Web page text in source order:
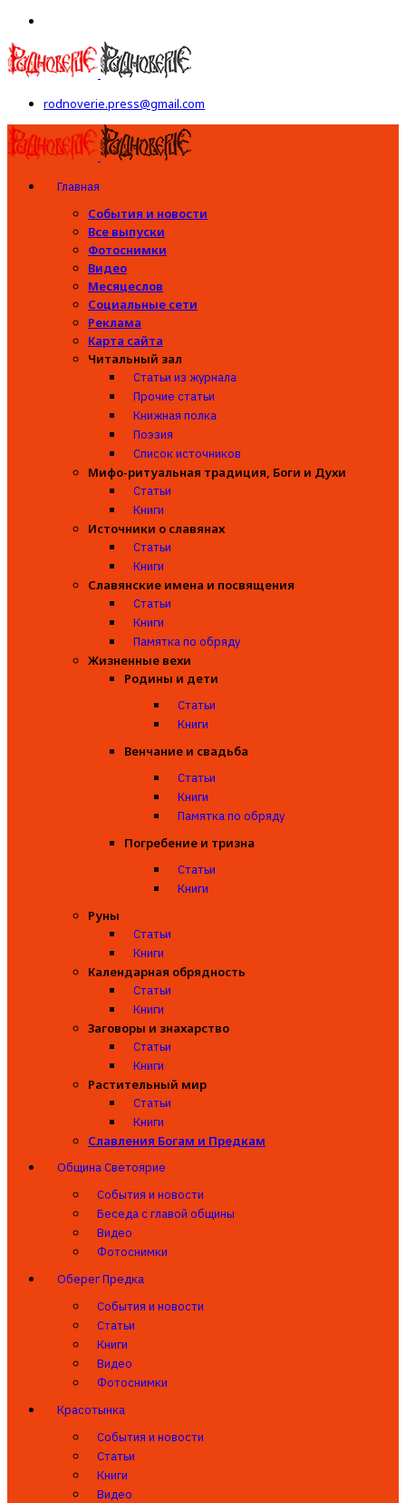
rodnoverie.press@gmail.com
Главная
События и новости
Все выпуски
Фотоснимки
Видео
Месяцеслов
Социальные сети
Реклама
Карта сайта
Читальный зал
Статьи из журнала
Прочие статьи
Книжная полка
Поэзия
Список источников
Мифо-ритуальная традиция, Боги и Духи
Статьи
Книги
Источники о славянах
Статьи
Книги
Славянские имена и посвящения
Статьи
Книги
Памятка по обряду
Жизненные вехи
Родины и дети
Статьи
Книги
Венчание и свадьба
Статьи
Книги
Памятка по обряду
Погребение и тризна
Статьи
Книги
Руны
Статьи
Книги
Календарная обрядность
Статьи
Книги
Заговоры и знахарство
Статьи
Книги
Растительный мир
Статьи
Книги
Славления Богам и Предкам
Община Светоярие
События и новости
Беседа с главой общины
Видео
Фотоснимки
Оберег Предка
События и новости
Статьи
Книги
Видео
Фотоснимки
Красотынка
События и новости
Статьи
Книги
Видео